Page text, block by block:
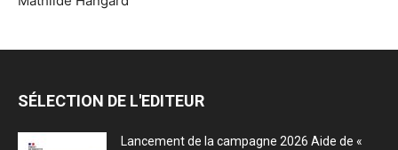
SÉLECTION DE L'EDITEUR
Lancement de la campagne 2026 Aide de «